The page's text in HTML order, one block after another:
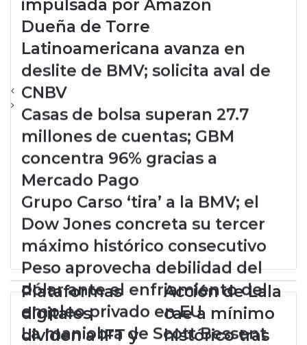
impulsada por Amazon
Dueña de Torre
Latinoamericana avanza en
deslite de BMV; solicita aval de
CNBV
Casas de bolsa superan 27.7
millones de cuentas; GBM
concentra 96% gracias a
Mercado Pago
Grupo Carso ‘tira’ a la BMV; el
Dow Jones concreta su tercer
máximo histórico consecutivo
Peso aprovecha debilidad del
dólar ante el enfriamiento del
empleo privado en EU
La maniobra de Scott Bessent
P
a
t
Plataformas
digitales
dividen a IFT y
A
c
i
Acción de Lala
cae a mínimo
histórico tras